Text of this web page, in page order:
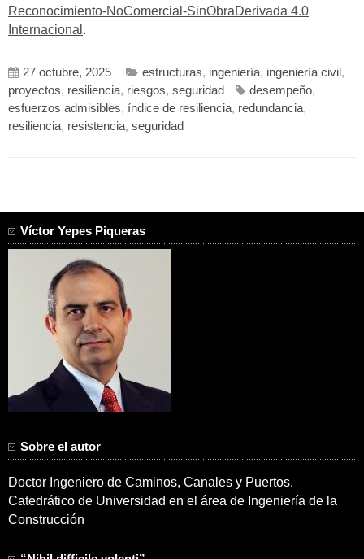
Reconocimiento-NoComercial-SinObraDerivada 4.0
Internacional .
27 octubre, 2025 estructuras, ingeniería, ingeniería civil ,
proyectos, resiliencia, riesgos, seguridad desempeño,
esfuerzos admisibles, índice de resiliencia, redundancia,
resiliencia, resistencia, seguridad
Víctor Yepes Piqueras
Sobre el autor
Doctor Ingeniero de Caminos, Canales y Puertos.
Catedrático de Universidad en el área de Ingeniería de la
Construcción